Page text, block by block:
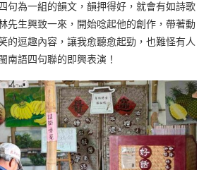
句為一組的韻文，韻押得好，就會有如詩歌
先生興致一來，開始唸起他的創作，帶著動
的逗趣內容，讓我愈聽愈起勁，也難怪有人
南語四句聯的即興表演！